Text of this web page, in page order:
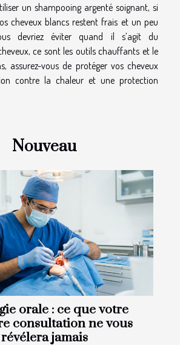
un shampooing argenté soignant, si
cheveux blancs restent frais et un peu
devriez éviter quand il s’agit du
ce sont les outils chauffants et le
assurez-vous de protéger vos cheveux
contre la chaleur et une protection
Nouveau
orale : ce que votre
consultation ne vous
révélera jamais